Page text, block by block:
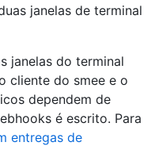
janelas de terminal
janelas do terminal
cliente do smee e o
dependem de
é escrito. Para
entregas de